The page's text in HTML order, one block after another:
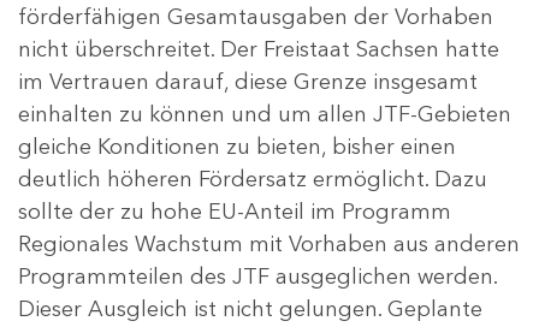
förderfähigen Gesamtausgaben der Vorhaben
nicht überschreitet. Der Freistaat Sachsen hatte
im Vertrauen darauf, diese Grenze insgesamt
einhalten zu können und um allen JTF-Gebieten
gleiche Konditionen zu bieten, bisher einen
deutlich höheren Fördersatz ermöglicht. Dazu
sollte der zu hohe EU-Anteil im Programm
Regionales Wachstum mit Vorhaben aus anderen
Programmteilen des JTF ausgeglichen werden.
Dieser Ausgleich ist nicht gelungen. Geplante